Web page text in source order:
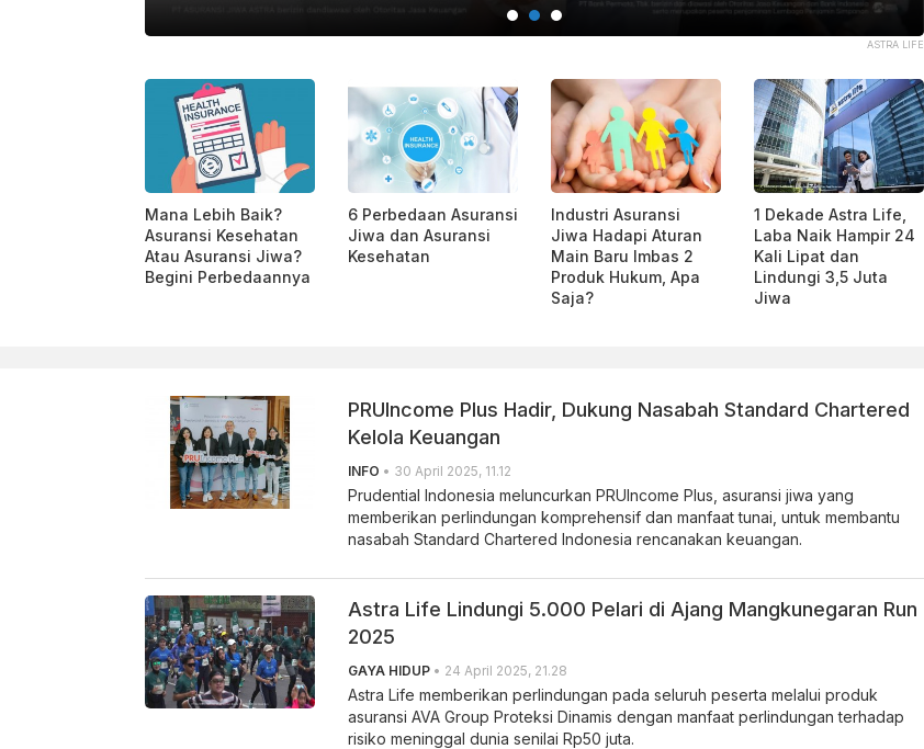
DOK KB BANK
Mana Lebih Baik?
Asuransi Kesehatan
Atau Asuransi Jiwa?
Begini Perbedaannya
6 Perbedaan Asuransi
Jiwa dan Asuransi
Kesehatan
Industri Asuransi
Jiwa Hadapi Aturan
Main Baru Imbas 2
Produk Hukum, Apa
Saja?
1 Dekade Astra Life,
Laba Naik Hampir 24
Kali Lipat dan
Lindungi 3,5 Juta
Jiwa
PRUIncome Plus Hadir, Dukung Nasabah Standard Chartered
Kelola Keuangan
INFO • 30 April 2025, 11.12
Prudential Indonesia meluncurkan PRUIncome Plus, asuransi jiwa yang
memberikan perlindungan komprehensif dan manfaat tunai, untuk membantu
nasabah Standard Chartered Indonesia rencanakan keuangan.
Astra Life Lindungi 5.000 Pelari di Ajang Mangkunegaran Run
2025
GAYA HIDUP • 24 April 2025, 21.28
Astra Life memberikan perlindungan pada seluruh peserta melalui produk
asuransi AVA Group Proteksi Dinamis dengan manfaat perlindungan terhadap
risiko meninggal dunia senilai Rp50 juta.